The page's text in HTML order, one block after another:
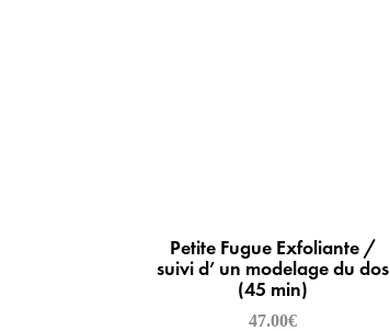
Petite Fugue Exfoliante /
suivi d’ un modelage du dos
(45 min)
47.00€